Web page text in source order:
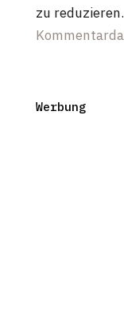
zu reduzieren.
Werbung